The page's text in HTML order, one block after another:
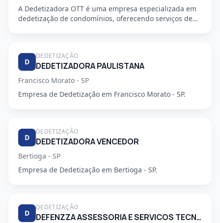
A Dedetizadora OTT é uma empresa especializada em
dedetização de condomínios, oferecendo serviços de
D
DEDETIZAÇÃO
DEDETIZADORA PAULISTANA
Francisco Morato - SP
Empresa de Dedetização em Francisco Morato - SP.
D
DEDETIZAÇÃO
DEDETIZADORA VENCEDOR
Bertioga - SP
Empresa de Dedetização em Bertioga - SP.
D
DEDETIZAÇÃO
DEFENZZA ASSESSORIA E SERVICOS TECNICOS LTDA